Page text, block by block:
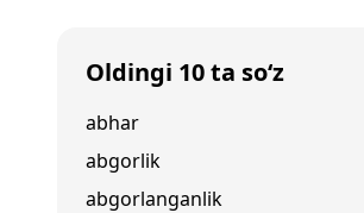
Oldingi 10 ta so‘z
abhar
abgorlik
abgorlanganlik